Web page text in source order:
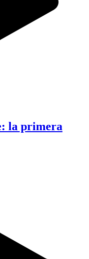
la primera